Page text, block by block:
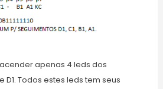
apenas 4 leds dos
D1. Todos estes leds tem seus